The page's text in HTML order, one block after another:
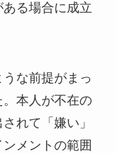
る場合に成立
な前提がまっ
本人が不在の
れて「嫌い」
メントの範囲